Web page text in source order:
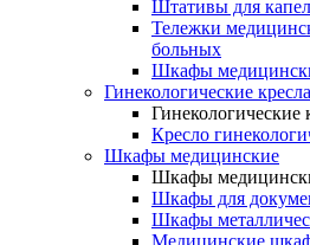
Штативы для
Тележки
больных
Шкафы
Гинекологические кресла
Гинекологические
Кресло
Шкафы медицинские
Шкафы
Шкафы для
Шкафы
Медицинские